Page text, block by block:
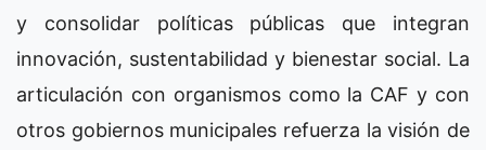
y consolidar políticas públicas que integran
innovación, sustentabilidad y bienestar social. La
articulación con organismos como la CAF y con
otros gobiernos municipales refuerza la visión de